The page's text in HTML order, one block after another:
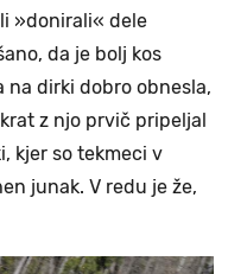
»donirali« dele
da je bolj kos
na dirki dobro obnesla,
z njo prvič pripeljal
kjer so tekmeci v
junak. V redu je že,